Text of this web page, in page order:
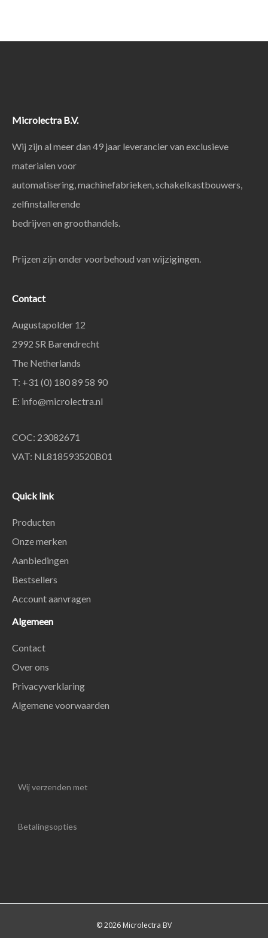
Microlectra B.V.
Wij zijn al meer dan 49 jaar leverancier van exclusieve
materialen voor
automatisering, machinefabrieken, schakelkastbouwers,
zelfinstallerende
bedrijven en groothandels.
Prijzen zijn onder voorbehoud van wijzigingen.
Contact
Augustapolder 12
2992 SR Barendrecht
The Netherlands
T: +31 (0) 180 89 58 90
E: info@microlectra.nl
COC: 23082671
VAT: NL818593520B01
Quick link
Producten
Onze merken
Aanbiedingen
Bestsellers
Account aanvragen
Algemeen
Contact
Over ons
Privacyverklaring
Algemene voorwaarden
Wij verzenden met
Betalingsopties
© 2026 Microlectra BV